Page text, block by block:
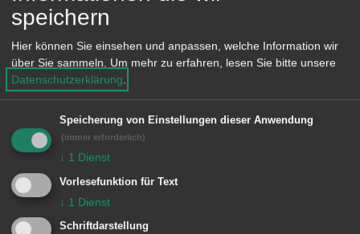
n
Einrichtung
Rechnungsprüfungsamt
Unsere Anschrift
speichern
Hier können Sie einsehen und anpassen, welche Information wir
über Sie sammeln.
Um mehr zu erfahren, lesen Sie bitte unsere
Datenschutzerklärung
Speicherung von Einstellungen dieser Anwendung
(immer erforderlich)
↓ 1 Dienst
Vorlesefunktion für Text
↓ 1 Dienst
Schriftdarstellung